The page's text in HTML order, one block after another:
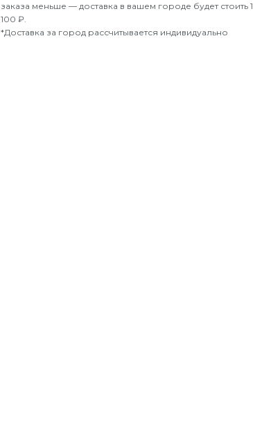
заказа меньше — доставка в вашем городе будет стоить 1
100 ₽.
*Доставка за город рассчитывается индивидуально